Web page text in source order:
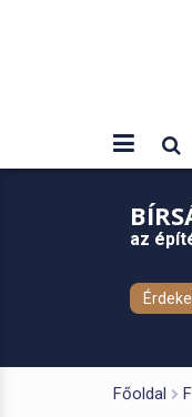
az
Érdekel
Főoldal